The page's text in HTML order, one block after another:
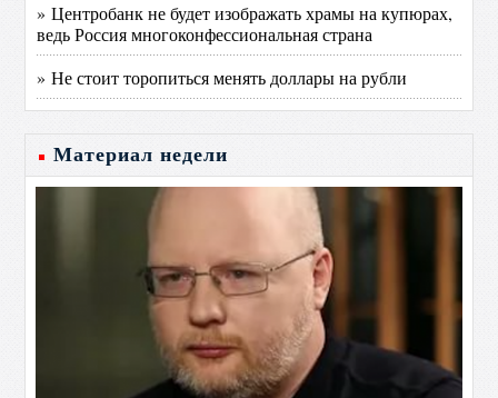
» Центробанк не будет изображать храмы на купюрах,
ведь Россия многоконфессиональная страна
» Не стоит торопиться менять доллары на рубли
Материал недели